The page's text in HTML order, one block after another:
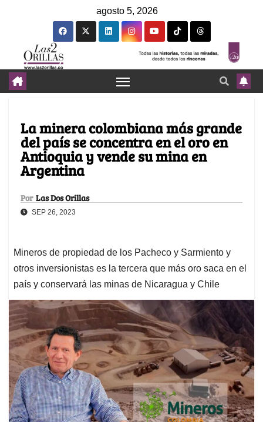
agosto 5, 2026
La minera colombiana más grande
del país se concentra en el oro en
Antioquia y vende su mina en
Argentina
Por Las Dos Orillas
SEP 26, 2023
Mineros de propiedad de los Pacheco y Sarmiento y
otros inversionistas es la tercera que más oro saca en el
país y conservará las minas de Nicaragua y Chile